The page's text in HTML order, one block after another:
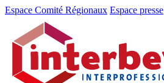
Aller
Aller
contenu
Espace Comité Régionaux Espace presse